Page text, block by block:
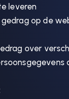
leveren
op de
over